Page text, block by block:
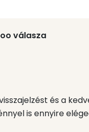
válasza
és a
is ennyire